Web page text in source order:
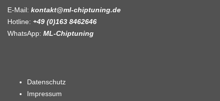
E-Mail: kontakt@ml-chiptuning.de
Hotline: +49 (0)163 8462646
WhatsApp: ML-Chiptuning
Datenschutz
Impressum